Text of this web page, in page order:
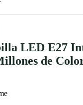
LED E27
de